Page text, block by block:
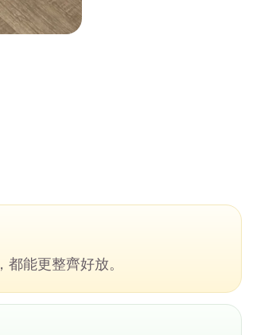
能更整齊好放。